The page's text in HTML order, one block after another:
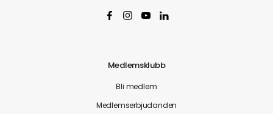
Medlemsklubb
Bli medlem
Medlemserbjudanden